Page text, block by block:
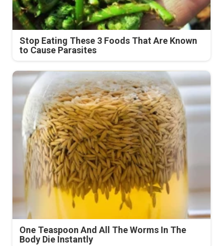
Stop Eating These 3 Foods That Are Known
to Cause Parasites
One Teaspoon And All The Worms In The
Body Die Instantly